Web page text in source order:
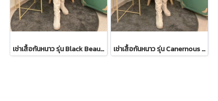
เช่าเสื้อกันหนาว รุ่น Black Beauty Single Breasted Coat 2108GCL1544FABK1 เช่าเสื้อกันหนาว รุ่น Canernous Black Single Breasted Coat 2109GCT1630FABK1